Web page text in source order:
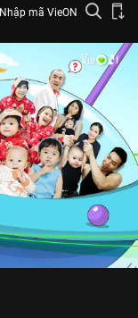
Nhập mã VieON